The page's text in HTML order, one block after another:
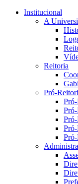
Conteúdo principal
Institucional
A
Reitoria
Pró-